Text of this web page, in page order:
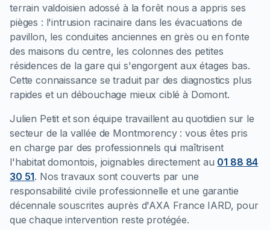
terrain valdoisien adossé à la forêt nous a appris ses
pièges : l'intrusion racinaire dans les évacuations de
pavillon, les conduites anciennes en grès ou en fonte
des maisons du centre, les colonnes des petites
résidences de la gare qui s'engorgent aux étages bas.
Cette connaissance se traduit par des diagnostics plus
rapides et un débouchage mieux ciblé à Domont.
Julien Petit et son équipe travaillent au quotidien sur le
secteur de la vallée de Montmorency : vous êtes pris
en charge par des professionnels qui maîtrisent
l'habitat domontois, joignables directement au 01 88 84
30 51. Nos travaux sont couverts par une
responsabilité civile professionnelle et une garantie
décennale souscrites auprès d'AXA France IARD, pour
que chaque intervention reste protégée.